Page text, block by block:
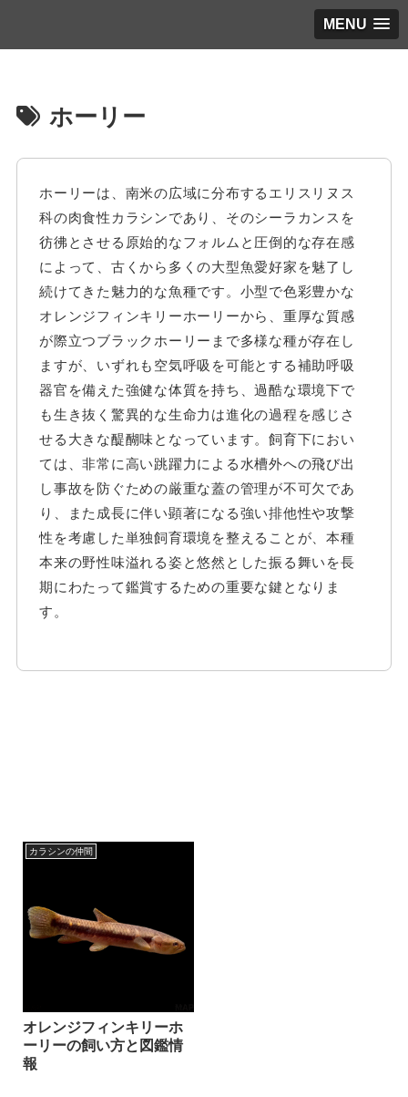
MENU
ホーリー
ホーリーは、南米の広域に分布するエリスリヌス
科の肉食性カラシンであり、そのシーラカンスを
彷彿とさせる原始的なフォルムと圧倒的な存在感
によって、古くから多くの大型魚愛好家を魅了し
続けてきた魅力的な魚種です。小型で色彩豊かな
オレンジフィンキリーホーリーから、重厚な質感
が際立つブラックホーリーまで多様な種が存在し
ますが、いずれも空気呼吸を可能とする補助呼吸
器官を備えた強健な体質を持ち、過酷な環境下で
も生き抜く驚異的な生命力は進化の過程を感じさ
せる大きな醍醐味となっています。飼育下におい
ては、非常に高い跳躍力による水槽外への飛び出
し事故を防ぐための厳重な蓋の管理が不可欠であ
り、また成長に伴い顕著になる強い排他性や攻撃
性を考慮した単独飼育環境を整えることが、本種
本来の野性味溢れる姿と悠然とした振る舞いを長
期にわたって鑑賞するための重要な鍵となりま
す。
カラシンの仲間
オレンジフィンキリーホ
ーリーの飼い方と図鑑情
報